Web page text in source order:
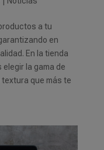
a tu
en
En la tienda
la gama de
que más te